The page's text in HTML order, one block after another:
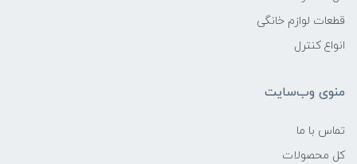
قطعات لوازم خانگی
انواع کنترل
منوی وب‌سایت
تماس با ما
کل محصولات